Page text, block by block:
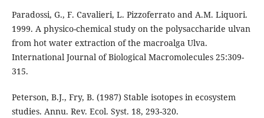
Paradossi, G., F. Cavalieri, L. Pizzoferrato and A.M. Liquori.
1999. A physico-chemical study on the polysaccharide ulvan
from hot water extraction of the macroalga Ulva.
International Journal of Biological Macromolecules 25:309-
315.
Peterson, B.J., Fry, B. (1987) Stable isotopes in ecosystem
studies. Annu. Rev. Ecol. Syst. 18, 293-320.